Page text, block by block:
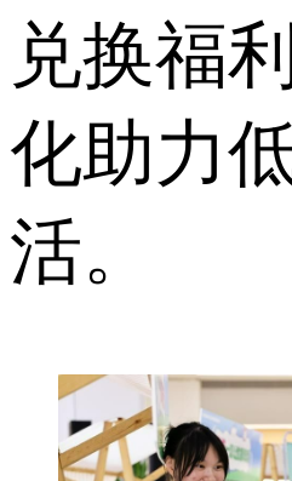
兑换福
化助力
活。